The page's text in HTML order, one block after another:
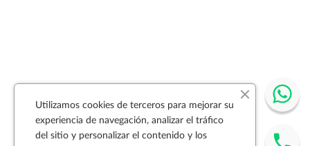
Utilizamos cookies de terceros para mejorar su
experiencia de navegación, analizar el tráfico
del sitio y personalizar el contenido y los